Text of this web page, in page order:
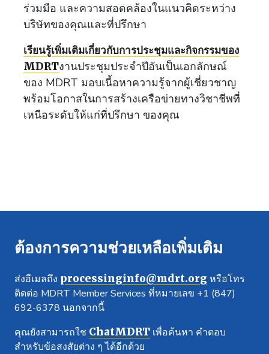
ร่วมมือ และความสอดคล้องในแนวคิดระหว่าง
บริษัทของคุณและที่ปรึกษา
เรียนรู้เพิ่มเติมเกี่ยวกับการประชุมและกิจกรรมของ
MDRTงานประชุมประจำปีอันเป็นเอกลักษณ์
ของ MDRT มอบเนื้อหาความรู้จากผู้เชี่ยวชาญ
พร้อมโอกาสในการสร้างเครือข่ายทางวิชาชีพที่
เหนือระดับให้แก่ที่ปรึกษา ของคุณ
ต้องการความช่วยเหลือเพิ่มเติม
ส่งอีเมลถึง processinginfo@mdrt.org หรือโทร
ติดต่อ MDRT Member Services ที่หมายเลข +1 (847)
692-6378 นอกจากนี้
คุณยังสามารถใช ChatMDRT เพื่อค้นหา คำตอบ
สำหรับข้อสงสัยต่าง ๆ ได้อีกด้วย